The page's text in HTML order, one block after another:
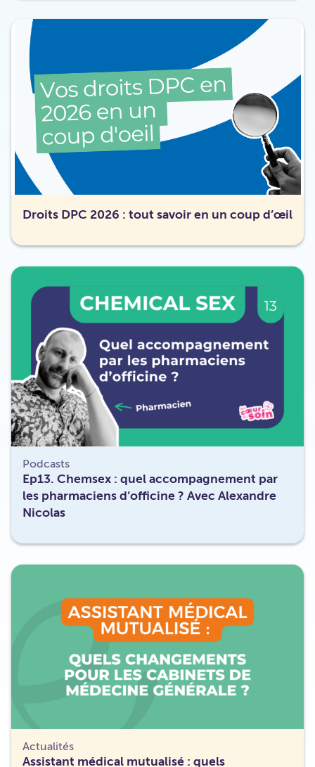
Droits DPC 2026 : tout savoir en un coup d’œil
Podcasts
Ep13. Chemsex : quel accompagnement par
les pharmaciens d’officine ? Avec Alexandre
Nicolas
Actualités
Assistant médical mutualisé : quels